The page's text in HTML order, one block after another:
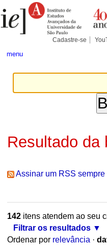
para
conteúdo.
Pessoais
Cadastre-se
menu
Resultado da
Assinar um RSS sempre
142itens atendem ao seu
Filtrar os resultados
Ordenar por relevância ·